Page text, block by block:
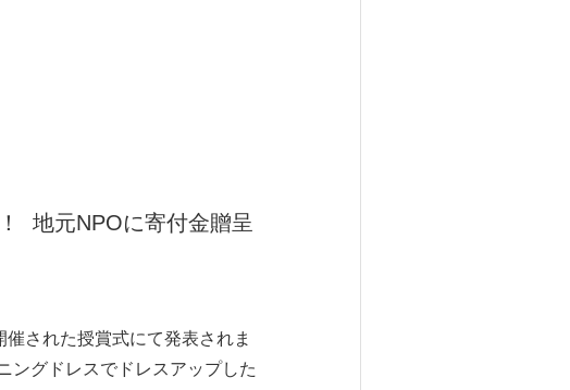
地元NPOに寄付金贈呈
された授賞式にて発表されま
ングドレスでドレスアップした